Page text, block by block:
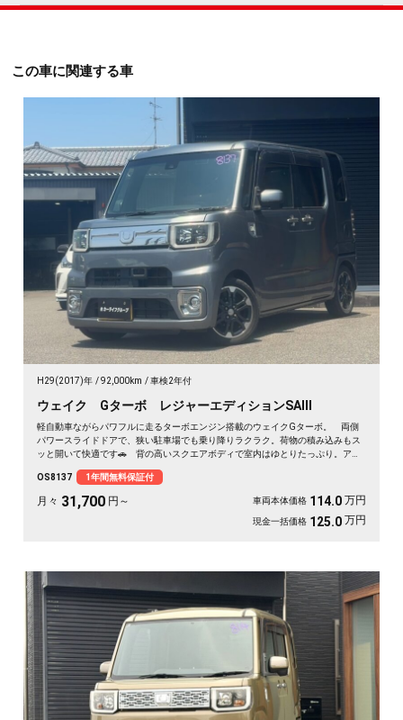
この車に関連する車
H29(2017)年 92,000km 車検2年付
ウェイク Gターボ レジャーエディションSAⅢ
軽自動車ながらパワフルに走るターボエンジン搭載のウェイクGターボ。 両側
パワースライドドアで、狭い駐車場でも乗り降りラクラク。荷物の積み込みもス
ッと開いて快適です🚗 背の高いスクエアボディで室内はゆとりたっぷり。アウ
で、遠出のドライブも退屈しません🎵 バックカメラで駐車も安心✌️ 趣味も遊
びも広がる一台。《1年保証付》で安心のカーライフを💎
OS8137 1年間無料保証付
月々 31,700 円～ 車両本体価格 114.0 万円
現金一括価格 125.0 万円